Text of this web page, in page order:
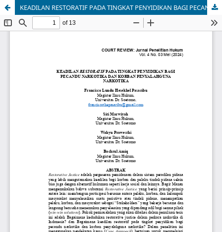
KEADILAN RESTORATIF PADA TINGKAT PENYIDIKAN BAGI PECANDU NARKOTIKA DAN KORBAN PENYALAHGUNA NARKOTIKA